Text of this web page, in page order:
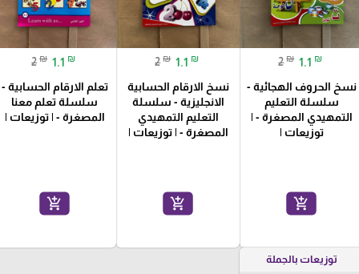
2 ₪ 1.1 ₪
نسخ الحروف الهجائية -
سلسلة التعليم
التمهيدي المصغرة - |
توزيعات |
add_shopping_cart
2 ₪ 1.1 ₪
نسخ الارقام الحسابية
الانجليزية - سلسلة
التعليم التمهيدي
المصغرة - | توزيعات |
add_shopping_cart
2 ₪ 1.1 ₪
تعلم الارقام الحسابية -
سلسلة تعلم معنا
المصغرة - | توزيعات |
add_shopping_cart
توزيعات بالجملة